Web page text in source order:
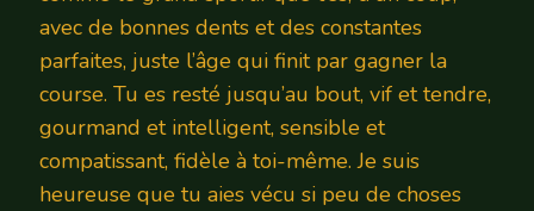
avec de bonnes dents et des constantes
parfaites, juste l’âge qui finit par gagner la
course. Tu es resté jusqu’au bout, vif et tendre,
gourmand et intelligent, sensible et
compatissant, fidèle à toi-même. Je suis
heureuse que tu aies vécu si peu de choses